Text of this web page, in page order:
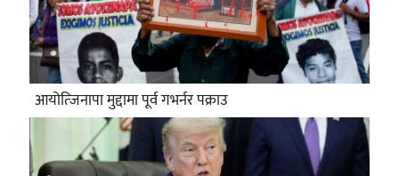
आयोत्जिनापा मुद्दामा पूर्व गभर्नर पक्राउ